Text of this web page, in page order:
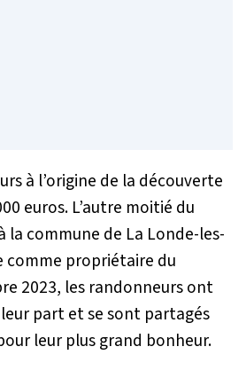
à l’origine de la découverte
euros. L’autre moitié du
la commune de La Londe-les-
comme propriétaire du
2023, les randonneurs ont
part et se sont partagés
leur plus grand bonheur.